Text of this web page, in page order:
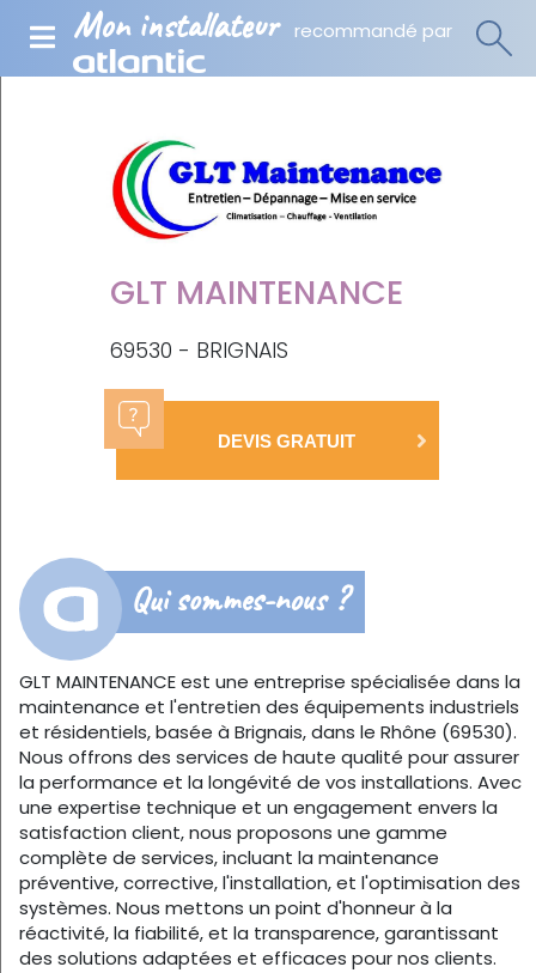
Mon installateur recommandé par
GLT MAINTENANCE
69530 - BRIGNAIS
DEVIS GRATUIT
Qui sommes-nous ?
GLT MAINTENANCE est une entreprise spécialisée dans la
maintenance et l'entretien des équipements industriels
et résidentiels, basée à Brignais, dans le Rhône (69530).
Nous offrons des services de haute qualité pour assurer
la performance et la longévité de vos installations. Avec
une expertise technique et un engagement envers la
satisfaction client, nous proposons une gamme
complète de services, incluant la maintenance
préventive, corrective, l'installation, et l'optimisation des
systèmes. Nous mettons un point d'honneur à la
réactivité, la fiabilité, et la transparence, garantissant
des solutions adaptées et efficaces pour nos clients.